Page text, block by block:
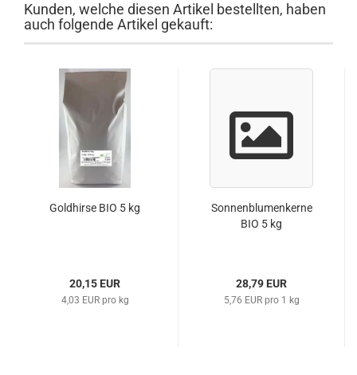
Kunden, welche diesen Artikel bestellten, haben
auch folgende Artikel gekauft:
Goldhirse BIO 5 kg
20,15 EUR
4,03 EUR pro kg
Sonnenblumenkerne
BIO 5 kg
28,79 EUR
5,76 EUR pro 1 kg